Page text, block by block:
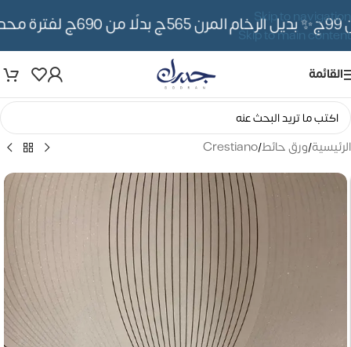
Skip to navigation
Skip to main content
✨ بديل الرخام المرن 565ج بدلًا من 690ج لفترة محدوده
القائمة
الرئيسية/ورق حائط/
Crestiano